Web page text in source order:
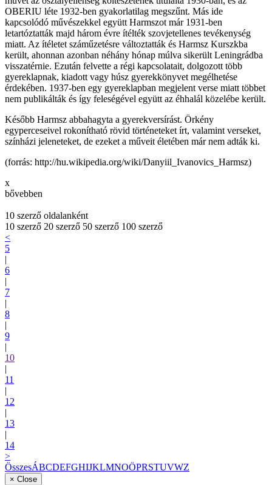
OBERIU léte 1932-ben gyakorlatilag megszűnt. Más ide
kapcsolódó művészekkel együtt Harmszot már 1931-ben
letartóztatták majd három évre ítélték szovjetellenes tevékenység
miatt. Az ítéletet száműzetésre változtatták és Harmsz Kurszkba
került, ahonnan azonban néhány hónap múlva sikerült Leningrádba
visszatérnie. Ezután felvette a régi kapcsolatait, dolgozott több
gyereklapnak, kiadott vagy húsz gyerekkönyvet megélhetése
érdekében. 1937-ben egy gyereklapban megjelent verse miatt többet
nem publikálták és így feleségével együtt az éhhalál közelébe került.
Később Harmsz abbahagyta a gyerekversírást. Örkény
egyperceseivel rokonítható rövid történeteket írt, valamint verseket,
színházi jeleneteket, de ezeket a műveit életében már nem adták ki.
(forrás: http://hu.wikipedia.org/wiki/Danyiil_Ivanovics_Harmsz)
x
bővebben
10 szerző oldalanként
10 szerző 20 szerző 50 szerző 100 szerző
<
5
|
6
|
7
|
8
|
9
|
10
|
11
|
12
|
13
|
14
>
ÖsszesÁBCDEFGHIJKLMNOÖPRSTUVWZ
× Close